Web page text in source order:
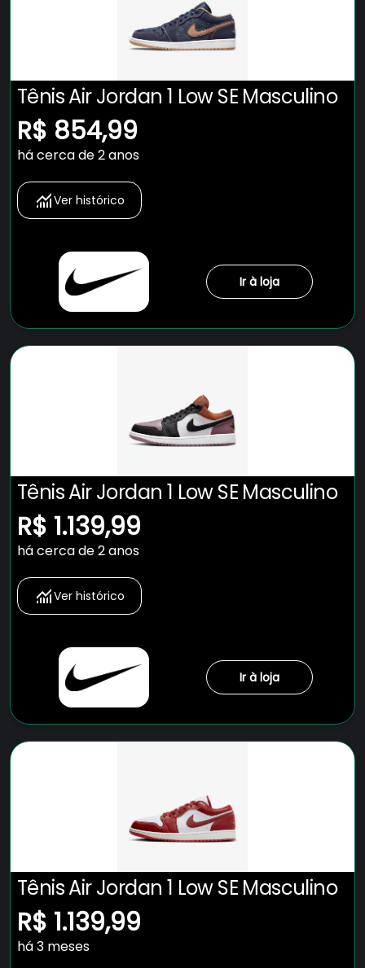
Tênis Air Jordan 1 Low SE Masculino
R$ 854,99
há cerca de 2 anos
Ver histórico
Ir à loja
Tênis Air Jordan 1 Low SE Masculino
R$ 1.139,99
há cerca de 2 anos
Ver histórico
Ir à loja
Tênis Air Jordan 1 Low SE Masculino
R$ 1.139,99
há 3 meses